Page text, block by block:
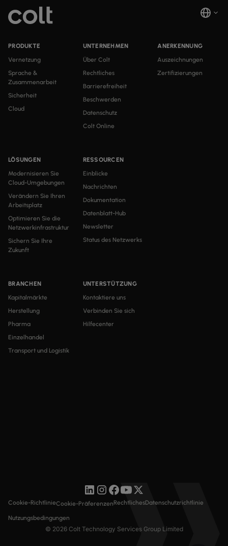
PRODUKTE
Vernetzung
Sprache &
Zusammenarbeit
Sicherheit
Cloud
LÖSUNGEN
Modernisieren Sie
Cloud-Umgebungen
Verändern Sie Ihren
Arbeitsplatz
Optimieren Sie die
Netzwerkinfrastruktur
Sichern Sie Ihre
Zukunft
BRANCHEN
Kapitalmärkte
Herstellung
Pharma
Einzelhandel
Transport und Logistik
RESSOURCEN
Einblicke
Nachrichten
Dokumentation
Datenblatt-Hub
Newsletter
Status des Netzwerks
UNTERNEHMEN
Über Colt
Rechtliches
Barrierefreiheit
Beschwerden
Datenschutz
Colt Online
UNTERSTÜTZUNG
Kontaktiere uns
Verbinden Sie sich
Hilfecenter
ANERKENNUNG
Auszeichnungen
Zertifizierungen
© 2026 Colt Technology Services Group Limited
Cookie-RichtlinieCookie-PräferenzenRechtlichesDatenschutzrichtlinie
Nutzungsbedingungen